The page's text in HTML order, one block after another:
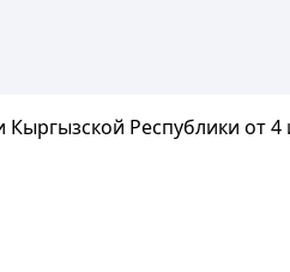
Республики от